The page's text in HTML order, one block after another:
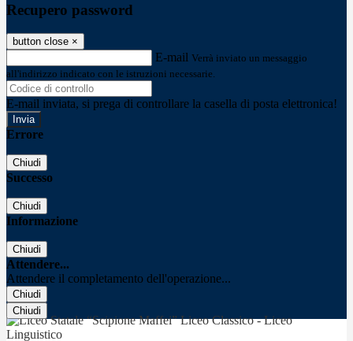
Recupero password
button close ×
E-mail Verrà inviato un messaggio
all'indirizzo indicato con le istruzioni necessarie.
E-mail inviata, si prega di controllare la casella di posta elettronica!
Errore
Chiudi
Successo
Chiudi
Informazione
Chiudi
Attendere...
Attendere il completamento dell'operazione...
Chiudi
Chiudi